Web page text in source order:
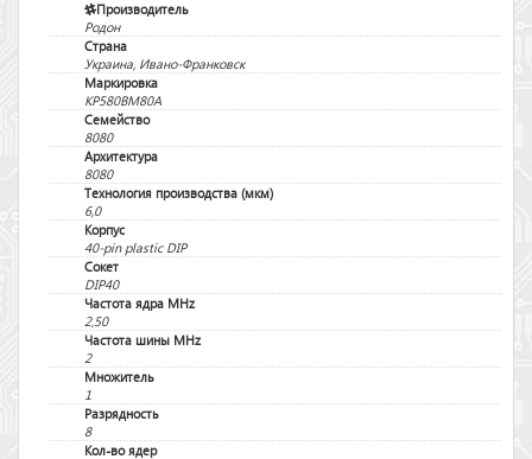
Производитель
Родон
Страна
Украина, Ивано-Франковск
Маркировка
КР580ВМ80А
Семейство
8080
Архитектура
8080
Технология производства (мкм)
6,0
Корпус
40-pin plastic DIP
Сокет
DIP40
Частота ядра MHz
2,50
Частота шины MHz
2
Множитель
1
Разрядность
8
Кол-во ядер